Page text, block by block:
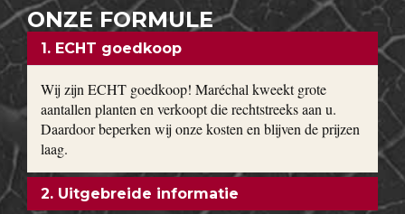
ONZE FORMULE
1. ECHT goedkoop
Wij zijn ECHT goedkoop! Maréchal kweekt grote
aantallen planten en verkoopt die rechtstreeks aan u.
Daardoor beperken wij onze kosten en blijven de prijzen
laag.
2. Uitgebreide informatie